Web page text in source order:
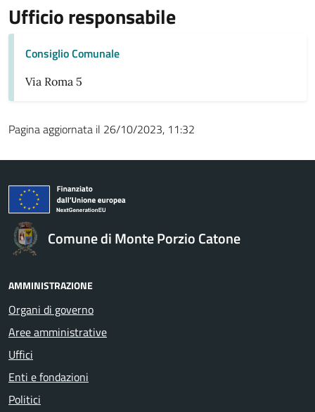
Ufficio responsabile
Consiglio Comunale
Via Roma 5
Pagina aggiornata il 26/10/2023, 11:32
Comune di Monte Porzio Catone
AMMINISTRAZIONE
Organi di governo
Aree amministrative
Uffici
Enti e fondazioni
Politici